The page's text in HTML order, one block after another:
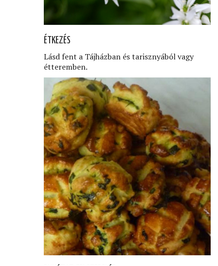
ÉTKEZÉS
Lásd fent a Tájházban és tarisznyából vagy
étteremben.